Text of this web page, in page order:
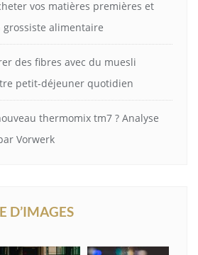
vos matières premières et
alimentaire
des fibres avec du muesli
petit-déjeuner quotidien
thermomix tm7 ? Analyse
Vorwerk
D’IMAGES